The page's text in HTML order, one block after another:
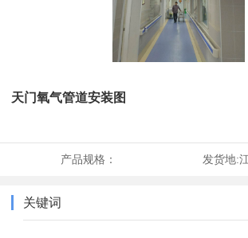
天门氧气管道安装图
产品规格： 发货地:
关键词